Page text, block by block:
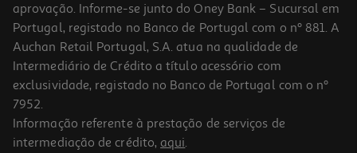
Queijo Flamengo Fatiado Nova Açores 200g
aprovação. Informe-se junto do Oney Bank – Sucursal em
Portugal, registado no Banco de Portugal com o nº 881. A
Auchan Retail Portugal, S.A. atua na qualidade de
Intermediário de Crédito a título acessório com
exclusividade, registado no Banco de Portugal com o nº
7952.
Informação referente à prestação de serviços de
intermediação de crédito, aqui.